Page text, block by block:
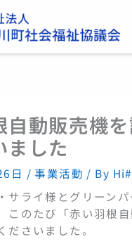
自動販売機
ました
日 /事業活動 / By
サライ様とグリーン
このたび「赤い羽根自
ださいました。